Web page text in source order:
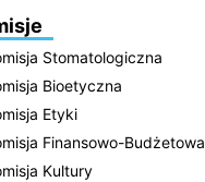
Stomatologiczna
Bioetyczna
Etyki
Finansowo-Budżetowa
Kultury